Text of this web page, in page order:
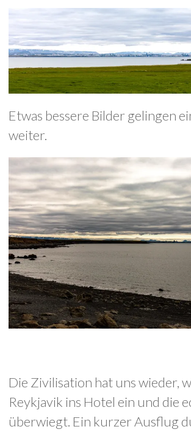
Etwas bessere Bilder gelingen
weiter.
Die Zivilisation hat uns wieder,
Reykjavik ins Hotel ein und die
überwiegt. Ein kurzer Ausflug